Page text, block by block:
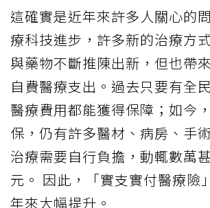
這確實是近年來許多人關心的
療科技進步，許多新的治療方
與藥物不斷推陳出新，但也帶
自費醫療支出。過去只要有全
醫療費用都能獲得保障；如今
保，仍有許多醫材、病房、手
治療需要自行負擔，動輒數萬
元。 因此，「實支實付醫療險
年來大幅提升。